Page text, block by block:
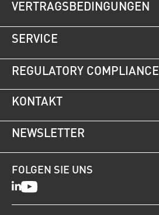
VERTRAGSBEDINGUNGEN
KONTAKT
NEWSLETTER
SERVICE
REGULATORY COMPLIANCE
FOLGEN SIE UNS
LinkedIn
Youtube